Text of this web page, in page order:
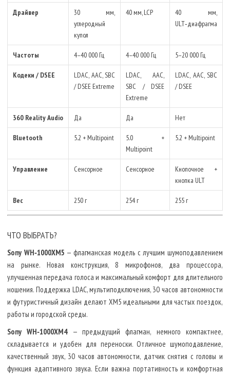
Драйвер
30 мм,
углеродный
купол
40 мм, LCP
40 мм,
ULT‑диафрагма
Частоты 4–40 000 Гц 4–40 000 Гц 5–20 000 Гц
Кодеки / DSEE
LDAC, AAC, SBC
/ DSEE Extreme
LDAC, AAC,
SBC / DSEE
Extreme
LDAC, AAC, SBC
/ DSEE
360 Reality Audio Да Да Нет
Bluetooth 5.2 + Multipoint
5.0 +
Multipoint
5.2 + Multipoint
Управление Сенсорное Сенсорное
Кнопочное +
кнопка ULT
Вес 250 г 254 г 255 г
ЧТО ВЫБРАТЬ?
Sony WH‑1000XM5 — флагманская модель с лучшим шумоподавлением
на рынке. Новая конструкция, 8 микрофонов, два процессора,
улучшенная передача голоса и максимальный комфорт для длительного
ношения. Поддержка LDAC, мультиподключения, 30 часов автономности
и футуристичный дизайн делают XM5 идеальными для частых поездок,
работы и городской среды.
Sony WH‑1000XM4— предыдущий флагман, немного компактнее,
складывается и удобен для переноски. Отличное шумоподавление,
качественный звук, 30 часов автономности, датчик снятия с головы и
функция адаптивного звука. Если важна портативность и комфортная